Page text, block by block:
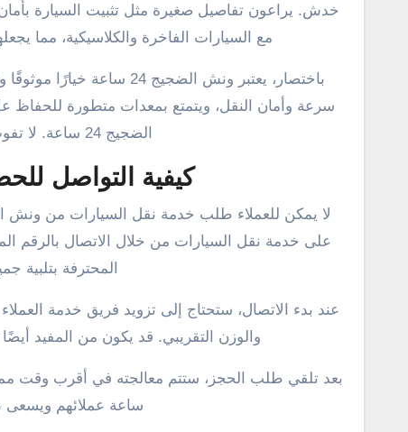
خدش. يراعون تفاصيل صغيرة مثل تثبيت السيارة بأمان
مع السيارات الفاخرة والكلاسيكية، مما
باختصار، يعتبر ونش
سرعة وأمان النقل، ويتمتع بمعدات متطورة
الضجيج 24 ساعة. لا تفوت فرصة الاستمتاع بتجربة مريحة وموثوقة.
كيفية التواصل
المحترفة بتلبية
عند بدء الاتصال، ستحتاج إلى تزويد فريق خدمة
والوزن التقريبي. قد يكون من المفيد
ساعة عملائهم ويسعى